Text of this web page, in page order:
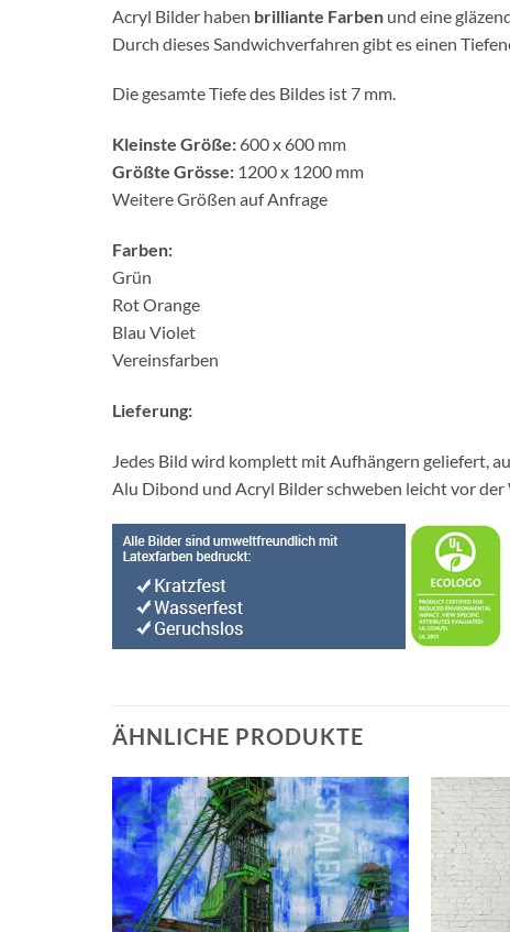
Acryl Bilder haben brilliante Farben und eine
Durch dieses Sandwichverfahren gibt es einen
Die gesamte Tiefe des Bildes ist 7 mm.
Kleinste Größe: 600 x 600 mm
Größte Grösse: 1200 x 1200 mm
Weitere Größen auf Anfrage
Farben:
Grün
Rot Orange
Blau Violet
Vereinsfarben
Lieferung:
Jedes Bild wird komplett mit Aufhängern geliefert,
Alu Dibond und Acryl Bilder schweben leicht vor der
ÄHNLICHE PRODUKTE